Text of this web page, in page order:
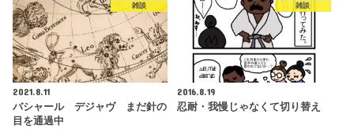
雑談
2021.8.11
バシャール デジャヴ まだ針の
目を通過中
雑談
2016.8.19
忍耐・我慢じゃなくて切り替え